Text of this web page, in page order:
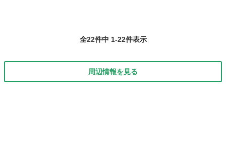
全22件中 1-22件表示
周辺情報を見る